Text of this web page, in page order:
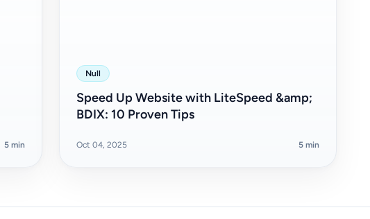
5 min
Null
Speed Up Website with LiteSpeed &amp;
BDIX: 10 Proven Tips
Oct 04, 2025 5 min